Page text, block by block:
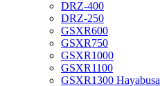
DRZ-400
DRZ-250
GSXR600
GSXR750
GSXR1000
GSXR1100
GSXR1300 Hayabusa